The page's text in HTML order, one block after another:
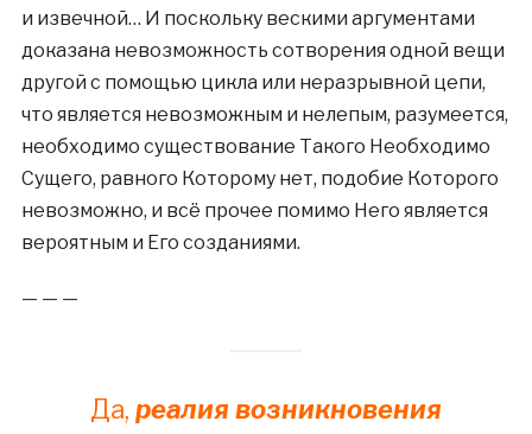
и извечной… И поскольку вескими аргументами
доказана невозможность сотворения одной вещи
другой с помощью цикла или неразрывной цепи,
что является невозможным и нелепым, разумеется,
необходимо существование Такого Необходимо
Сущего, равного Которому нет, подобие Которого
невозможно, и всё прочее помимо Него является
вероятным и Его созданиями.
— — —
Да, реалия возникновения